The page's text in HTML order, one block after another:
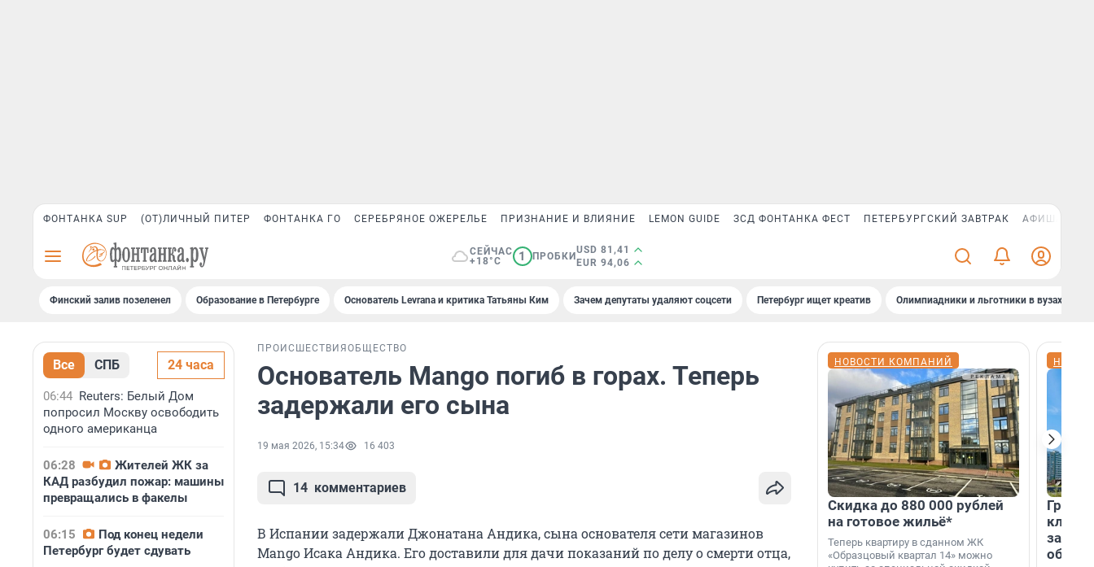
ФОНТАНКА SUP (ОТ)ЛИЧНЫЙ ПИТЕР ФОНТАНКА ГО СЕРЕБРЯНОЕ ОЖЕРЕЛЬЕ ПРИЗНАНИЕ И ВЛИЯНИЕ LEMON GUIDE ЗСД ФОНТАНКА ФЕСТ ПЕТЕРБУРГСКИЙ ЗАВТРАК АФИША PLUS
СЕЙЧАС
+18°C
1 ПРОБКИ
USD 81,41
EUR 94,06
Финский залив позеленел Образование в Петербурге Основатель Levrana и критика Татьяны Ким Зачем депутаты удаляют соцсети Петербург ищет креатив Олимпиадники и льготники в вузах СПб
Все СПБ 24 часа
06:44 Reuters: Белый Дом
попросил Москву освободить
одного американца
06:28
Жителей ЖК за
КАД разбудил пожар: машины
превращались в факелы
06:15
Под конец недели
Петербург будет сдувать
ПРОИСШЕСТВИЯ ОБЩЕСТВО
Основатель Mango погиб в горах. Теперь
задержали его сына
19 мая 2026, 15:34 16 403
14 комментариев
В Испании задержали Джонатана Андика, сына основателя сети магазинов
Mango Исака Андика. Его доставили для дачи показаний по делу о смерти отца,
НОВОСТИ КОМПАНИЙ
Скидка до 880 000 рублей
на готовое жильё*
Теперь квартиру в сданном ЖК
«Образцовый квартал 14» можно